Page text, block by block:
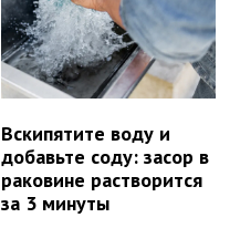
Вскипятите воду и
добавьте соду: засор в
раковине растворится
за 3 минуты